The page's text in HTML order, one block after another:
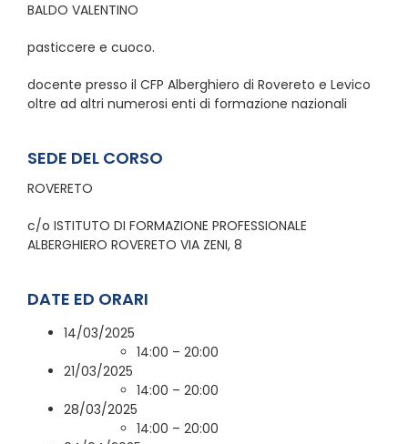
BALDO VALENTINO
pasticcere e cuoco.
docente presso il CFP Alberghiero di Rovereto e Levico
oltre ad altri numerosi enti di formazione nazionali
SEDE DEL CORSO
ROVERETO
c/o ISTITUTO DI FORMAZIONE PROFESSIONALE
ALBERGHIERO ROVERETO VIA ZENI, 8
DATE ED ORARI
14/03/2025
14:00 – 20:00
21/03/2025
14:00 – 20:00
28/03/2025
14:00 – 20:00